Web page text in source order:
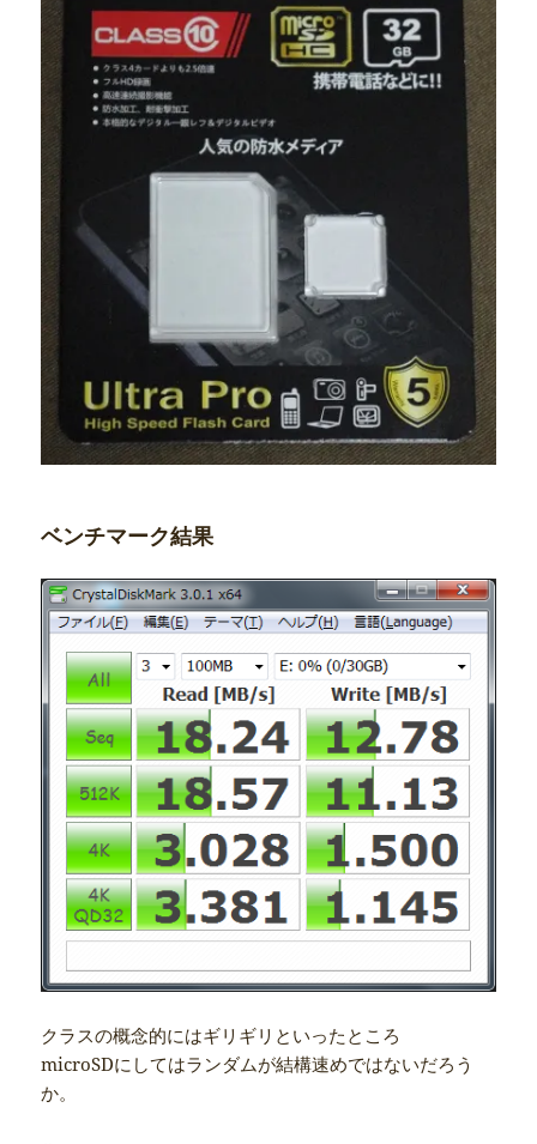
ベンチマーク結果
クラスの概念的にはギリギリといったところ
microSDにしてはランダムが結構速めではないだろう
か。